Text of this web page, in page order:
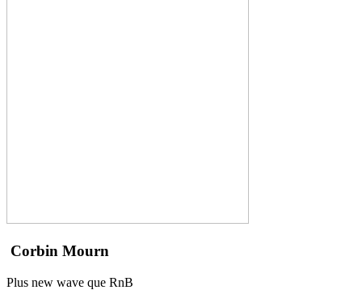
Corbin Mourn
Plus new wave que RnB